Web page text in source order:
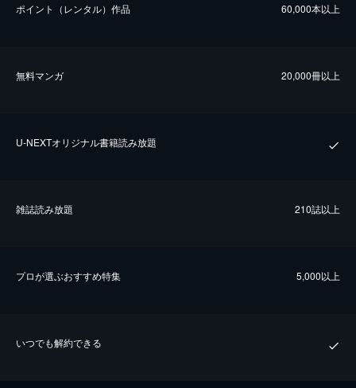
ポイント（レンタル）作品 60,000本以上
無料マンガ 20,000冊以上
U-NEXTオリジナル書籍読み放題
雑誌読み放題 210誌以上
プロが選ぶおすすめ特集 5,000以上
いつでも解約できる